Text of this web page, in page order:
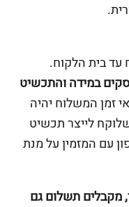
עד בית הלקוח.
תוך יומים עד 5 ימי עסקים במידה והתכשיט
זמן המשלוח יהיה
שלוקח לייצר תכשיט
עם המזמין על מנת
מקבלים תשלום גם